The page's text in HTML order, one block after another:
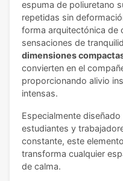
espuma de poliuretano
repetidas sin
forma arquitectónica de
sensaciones de
dimensiones
convierten en el
proporcionando alivio
intensas.
Especialmente
estudiantes y
constante, este
transforma cualquier
de calma.